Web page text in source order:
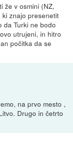
že v osmini (NZ,
ki znajo presenetit
da Turki ne bodo
utrujeni, in hitro
počitka da se
na prvo mesto ,
Drugo in četrto